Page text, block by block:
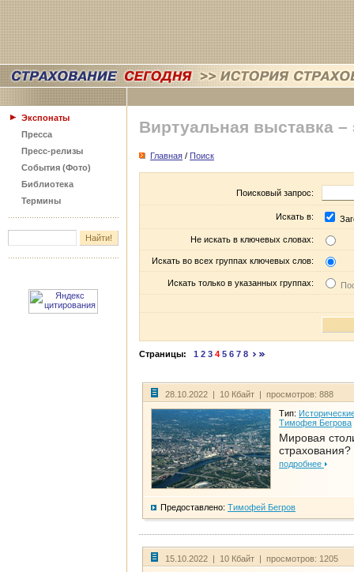
Экспонаты
Пресса
Пресс-релизы
События (Фото)
Библиотека
Термины
Виртуальная выставка –
Главная / Поиск
Поисковый запрос:
Искать в:
Не искать в ключевых словах:
Искать во всех группах ключевых слов:
Искать только в указанных группах:
Страницы: 1 2 3 4 5 6 7 8
28.10.2022 | 10 Кбайт | просмотров: 888
Тип:
Тимофея Бегрова
Мировая
страхования?
подробнее
Предоставлено: Тимофей Бегров
15.10.2022 | 10 Кбайт | просмотров: 1205